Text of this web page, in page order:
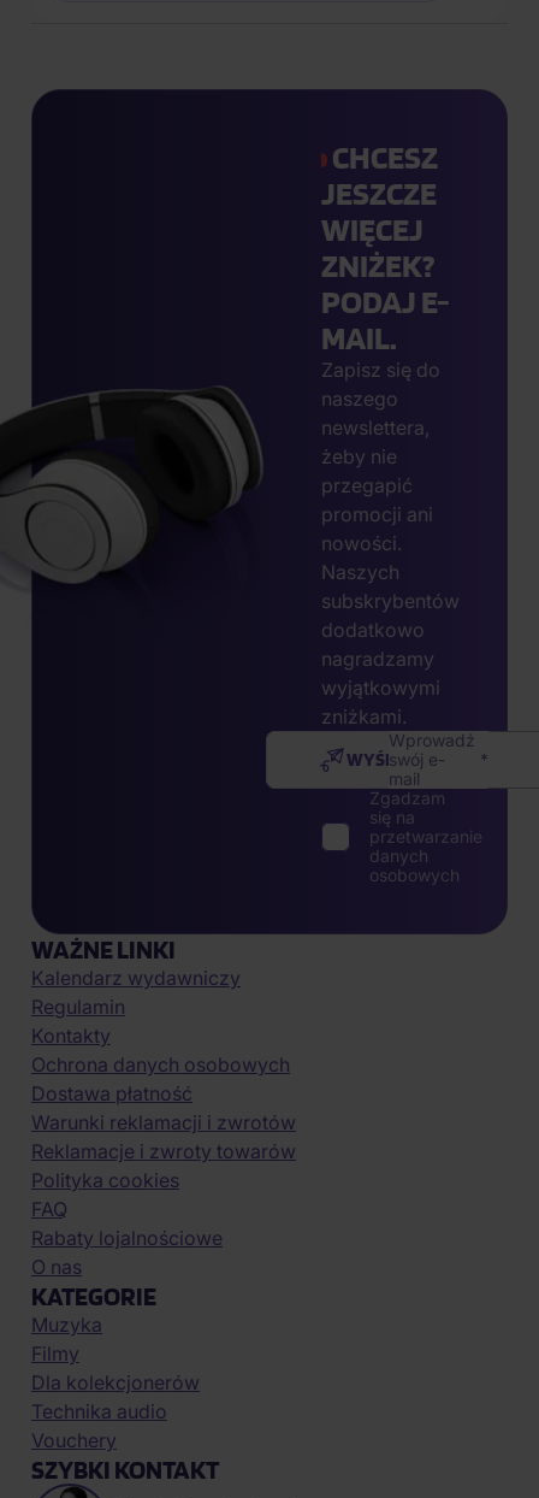
CHCESZ
JESZCZE
WIĘCEJ
ZNIŻEK?
PODAJ E-
MAIL.
Zapisz się do
naszego
newslettera,
żeby nie
przegapić
promocji ani
nowości.
Naszych
subskrybentów
dodatkowo
nagradzamy
wyjątkowymi
zniżkami.
Wprowadź
swój e-
mail
WYŚLIJ
Zgadzam
się na
przetwarzanie
danych
osobowych
WAŻNE LINKI
Kalendarz wydawniczy
Regulamin
Kontakty
Ochrona danych osobowych
Dostawa płatność
Warunki reklamacji i zwrotów
Reklamacje i zwroty towarów
Polityka cookies
FAQ
Rabaty lojalnościowe
O nas
KATEGORIE
Muzyka
Filmy
Dla kolekcjonerów
Technika audio
Vouchery
SZYBKI KONTAKT